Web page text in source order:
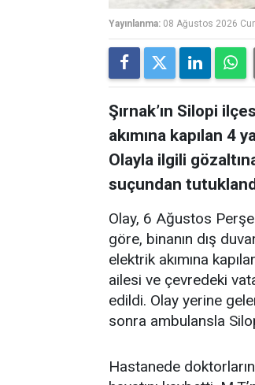
Yayınlanma: 08 Ağustos 2026
Şırnak’ın Silopi
akımına kapılan 4
Olayla ilgili
suçundan
Olay, 6 Ağustos
göre, binanın dış
elektrik akımına
ailesi ve çevredeki
edildi. Olay yerine
sonra ambulansla
Hastanede